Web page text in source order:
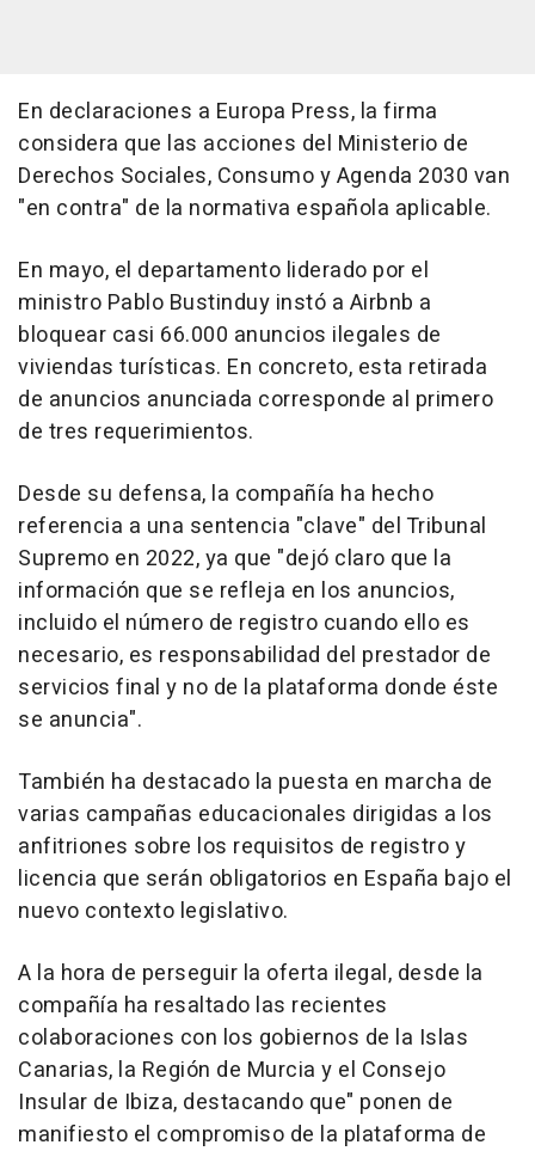
En declaraciones a Europa Press, la firma
considera que las acciones del Ministerio de
Derechos Sociales, Consumo y Agenda 2030 van
"en contra" de la normativa española aplicable.
En mayo, el departamento liderado por el
ministro Pablo Bustinduy instó a Airbnb a
bloquear casi 66.000 anuncios ilegales de
viviendas turísticas. En concreto, esta retirada
de anuncios anunciada corresponde al primero
de tres requerimientos.
Desde su defensa, la compañía ha hecho
referencia a una sentencia "clave" del Tribunal
Supremo en 2022, ya que "dejó claro que la
información que se refleja en los anuncios,
incluido el número de registro cuando ello es
necesario, es responsabilidad del prestador de
servicios final y no de la plataforma donde éste
se anuncia".
También ha destacado la puesta en marcha de
varias campañas educacionales dirigidas a los
anfitriones sobre los requisitos de registro y
licencia que serán obligatorios en España bajo el
nuevo contexto legislativo.
A la hora de perseguir la oferta ilegal, desde la
compañía ha resaltado las recientes
colaboraciones con los gobiernos de la Islas
Canarias, la Región de Murcia y el Consejo
Insular de Ibiza, destacando que" ponen de
manifiesto el compromiso de la plataforma de